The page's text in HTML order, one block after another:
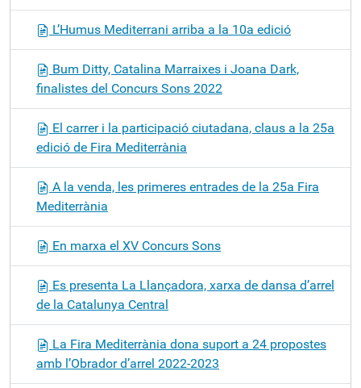
L’Humus Mediterrani arriba a la 10a edició
Bum Ditty, Catalina Marraixes i Joana Dark,
finalistes del Concurs Sons 2022
El carrer i la participació ciutadana, claus a la 25a
edició de Fira Mediterrània
A la venda, les primeres entrades de la 25a Fira
Mediterrània
En marxa el XV Concurs Sons
Es presenta La Llançadora, xarxa de dansa d’arrel
de la Catalunya Central
La Fira Mediterrània dona suport a 24 propostes
amb l’Obrador d’arrel 2022-2023